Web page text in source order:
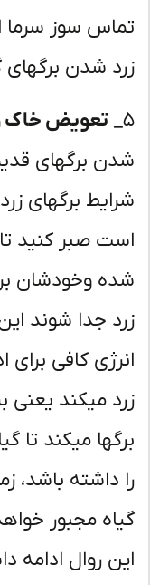
سوز سرما از
شدن برگهای
تعویض خاک
برگهای قدیمی
برگهای زرد
صبر کنید تا
وخودشان
جدا شوند این
کافی برای
میکند یعنی
میکند تا گیاه
داشته باشد،
مجبور خواهد
روال ادامه